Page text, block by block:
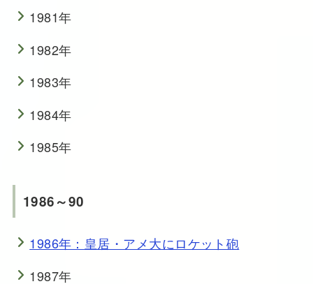
1981年
1982年
1983年
1984年
1985年
1986～90
1986年：皇居・アメ大にロケット砲
1987年